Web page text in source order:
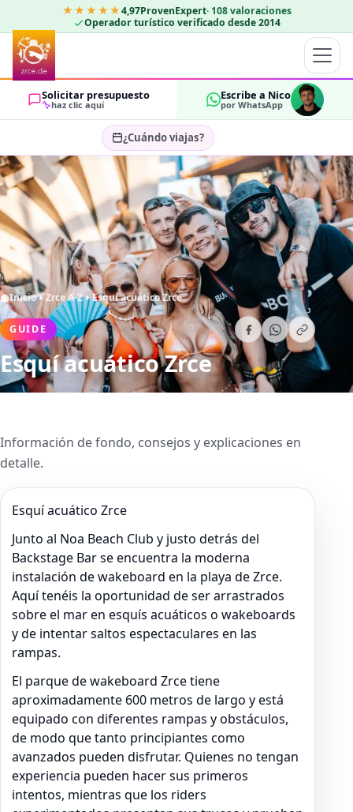
★★★★★4,97ProvenExpert· 108 valoraciones
Operador turístico verificado desde 2014
Solicitar presupuesto
haz clic aquí
Escribe a Nico
por WhatsApp
¿Cuándo viajas?
Seleccionar fechas…
HUÉSPEDES
2 OK
Inicio Zrce A-Z Esquí acuático Zrce
GUIDE
Esquí acuático Zrce
Información de fondo, consejos y explicaciones en
detalle.
Esquí acuático Zrce
Junto al Noa Beach Club y justo detrás del
Backstage Bar se encuentra la moderna
instalación de wakeboard en la playa de Zrce.
Aquí tenéis la oportunidad de ser arrastrados
sobre el mar en esquís acuáticos o wakeboards
y de intentar saltos espectaculares en las
rampas.
El parque de wakeboard Zrce tiene
aproximadamente 600 metros de largo y está
equipado con diferentes rampas y obstáculos,
de modo que tanto principiantes como
avanzados pueden disfrutar. Quienes no tengan
experiencia pueden hacer sus primeros
intentos, mientras que los riders